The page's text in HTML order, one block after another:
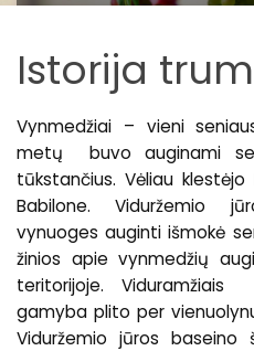
Istorija
Vynmedžiai – vieni
metų buvo auginami
tūkstančius. Vėliau
Babilone. Viduržemio
vynuoges auginti išmokė
žinios apie vynmedžių
teritorijoje.
gamyba plito per
Viduržemio jūros baseino